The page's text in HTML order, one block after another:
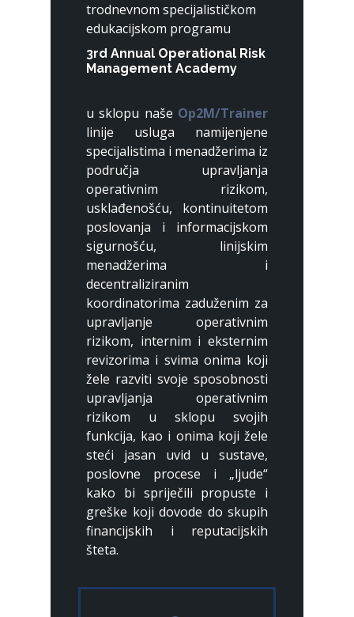
trodnevnom specijalističkom
edukacijskom programu
3rd Annual Operational Risk
Management Academy
u sklopu naše Op2M/Trainer
linije usluga namijenjene
specijalistima i menadžerima iz
područja upravljanja
operativnim rizikom,
usklađenošću, kontinuitetom
poslovanja i informacijskom
sigurnošću, linijskim
menadžerima i
decentraliziranim
koordinatorima zaduženim za
upravljanje operativnim
rizikom, internim i eksternim
revizorima i svima onima koji
žele razviti svoje sposobnosti
upravljanja operativnim
rizikom u sklopu svojih
funkcija, kao i onima koji žele
steći jasan uvid u sustave,
poslovne procese i „ljude“
kako bi spriječili propuste i
greške koji dovode do skupih
financijskih i reputacijskih
šteta.